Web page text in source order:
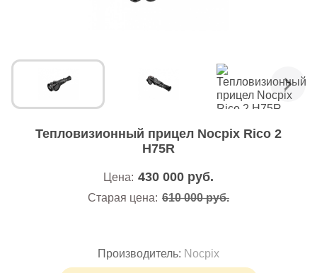
Тепловизионный прицел Nocpix Rico 2
H75R
Производитель: Nocpix
Цена: 430 000 руб.
Старая цена: 610 000 руб.